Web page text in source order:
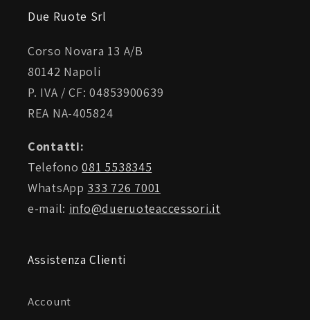
Due Ruote Srl
Corso Novara 13 A/B
80142 Napoli
P. IVA / CF: 04853900639
REA NA-405824
Contatti:
Telefono081 5538345
WhatsApp 333 726 7001
e-mail: info@dueruoteaccessori.it
Assistenza Clienti
Account